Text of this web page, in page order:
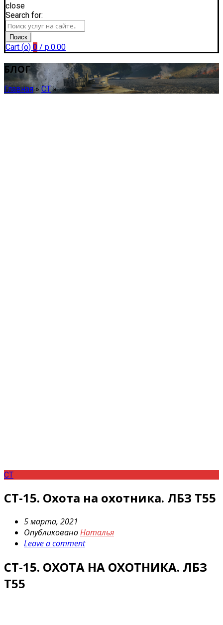
Регистрация
close
Search for:
Поиск
Cart (o) 0 / р.0.00
БЛОГ
Главная» СТ»
СТ
СТ-15. Охота на охотника. ЛБЗ Т55
5 марта, 2021
ОпубликованоНаталья
Leave a comment
СТ-15. ОХОТА НА ОХОТНИКА. ЛБЗ
Т55